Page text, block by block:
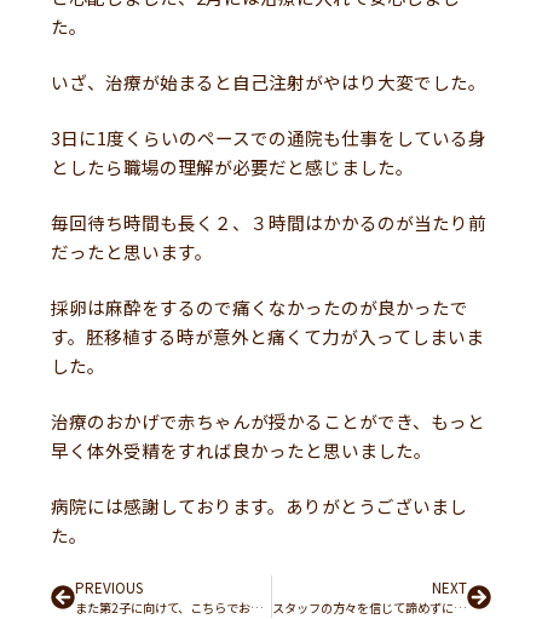
た。
いざ、治療が始まると自己注射がやはり大変でした。
3日に1度くらいのペースでの通院も仕事をしている身
としたら職場の理解が必要だと感じました。
毎回待ち時間も長く２、３時間はかかるのが当たり前
だったと思います。
採卵は麻酔をするので痛くなかったのが良かったで
す。胚移植する時が意外と痛くて力が入ってしまいま
した。
治療のおかげで赤ちゃんが授かることができ、もっと
早く体外受精をすれば良かったと思いました。
病院には感謝しております。ありがとうございまし
た。
PrevPREVIOUS
また第2子に向けて、こちらでお世話になりたいです。
NEXT
スタッフの方々を信じて諦めずに治療を続けて良かったです。Next